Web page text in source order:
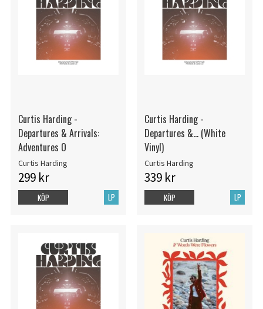
Curtis Harding -
Departures & Arrivals:
Adventures O
Curtis Harding
299 kr
LP
KÖP
Curtis Harding -
Departures &... (White
Vinyl)
Curtis Harding
339 kr
LP
KÖP